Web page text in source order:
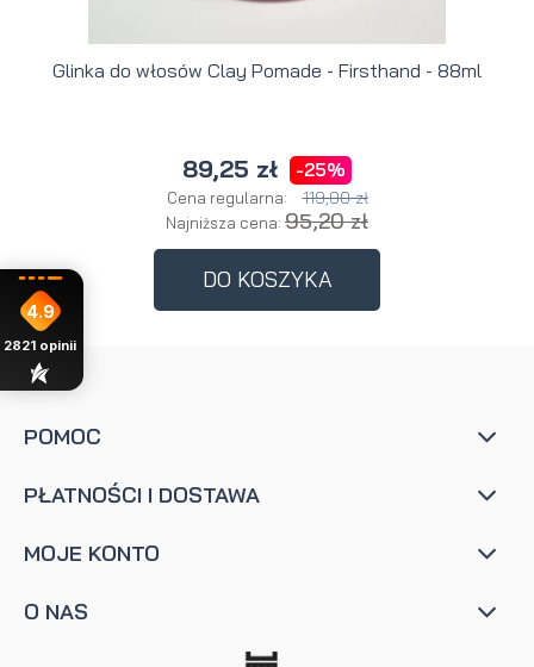
Glinka do włosów Clay Pomade - Firsthand - 88ml
89,25 zł -25%
Cena regularna: 119,00 zł
Najniższa cena: 95,20 zł
DO KOSZYKA
POMOC
PŁATNOŚCI I DOSTAWA
MOJE KONTO
O NAS
4.9
2821 opinii